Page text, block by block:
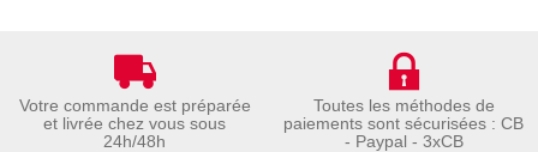
Votre commande est préparée
et livrée chez vous sous
24h/48h
Toutes les méthodes de
paiements sont sécurisées : CB
- Paypal - 3xCB